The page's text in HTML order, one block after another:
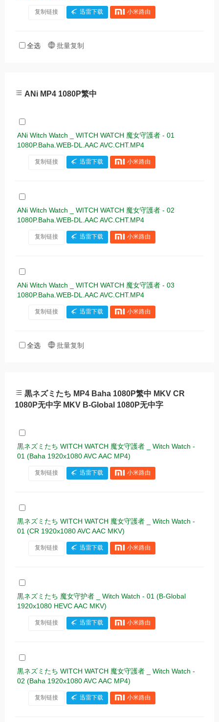
复制链接 迅雷下载 小米路由
全选 批量复制
ANi MP4 1080P繁中
ANi Witch Watch _ WITCH WATCH 魔女守護者 - 01
1080P.Baha.WEB-DL.AAC AVC.CHT.MP4
复制链接 迅雷下载 小米路由
ANi Witch Watch _ WITCH WATCH 魔女守護者 - 02
1080P.Baha.WEB-DL.AAC AVC.CHT.MP4
复制链接 迅雷下载 小米路由
ANi Witch Watch _ WITCH WATCH 魔女守護者 - 03
1080P.Baha.WEB-DL.AAC AVC.CHT.MP4
复制链接 迅雷下载 小米路由
全选 批量复制
黒ネズミたち MP4 Baha 1080P繁中 MKV CR
1080P无中字 MKV B-Global 1080P无中字
黒ネズミたち WITCH WATCH 魔女守護者 _ Witch Watch -
01 (Baha 1920x1080 AVC AAC MP4)
复制链接 迅雷下载 小米路由
黒ネズミたち WITCH WATCH 魔女守護者 _ Witch Watch -
01 (CR 1920x1080 AVC AAC MKV)
复制链接 迅雷下载 小米路由
黒ネズミたち 魔女守护者 _ Witch Watch - 01 (B-Global
1920x1080 HEVC AAC MKV)
复制链接 迅雷下载 小米路由
黒ネズミたち WITCH WATCH 魔女守護者 _ Witch Watch -
02 (Baha 1920x1080 AVC AAC MP4)
复制链接 迅雷下载 小米路由